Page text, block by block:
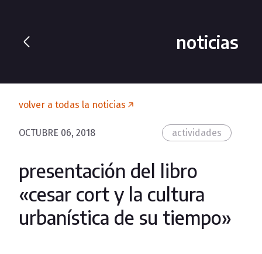
noticias
volver a todas la noticias
OCTUBRE 06, 2018 actividades
presentación del libro
«cesar cort y la cultura
urbanística de su tiempo»